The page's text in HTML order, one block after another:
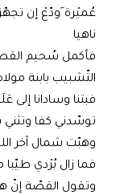
عُميْرة َودّعْ إن
ناهيا
فأكمل سُحيم
التّشبيب بابنة
فبتنا وسادانا إلى
توسّدني كفا وتثني
وهبّت شمال آخر الليل
فما زال بُرْدي طيّبا
وتقول القصّة إنّ